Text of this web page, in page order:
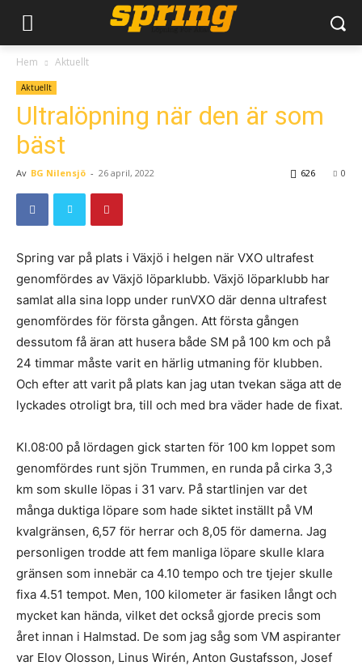
Hem Aktuellt
Aktuellt
Ultralöpning när den är som
bäst
Av BG Nilensjö - 26 april, 2022 0
626
Spring var på plats i Växjö i helgen när VXO ultrafest
genomfördes av Växjö löparklubb. Växjö löparklubb har
samlat alla sina lopp under runVXO där denna ultrafest
genomfördes för första gången. Att första gången
dessutom få äran att husera både SM på 100 km och på
24 timmar måste varit en härlig utmaning för klubben.
Och efter att varit på plats kan jag utan tvekan säga att de
lyckades otroligt bra, till och med bra väder hade de fixat.
Kl.08:00 på lördagen gick starten för 100 km loppet som
genomfördes runt sjön Trummen, en runda på cirka 3,3
km som skulle löpas i 31 varv. På startlinjen var det
många duktiga löpare som hade siktet inställt på VM
kvalgränsen, 6,57 för herrar och 8,05 för damerna. Jag
personligen trodde att fem manliga löpare skulle klara
gränsen som innebär ca 4.10 tempo och tre tjejer skulle
fixa 4.51 tempot. Men, 100 kilometer är fasiken långt och
mycket kan hända, vilket det också gjorde precis som
året innan i Halmstad. De som jag såg som VM aspiranter
var Elov Olosson, Linus Wirén, Anton Gustafsson, Josef